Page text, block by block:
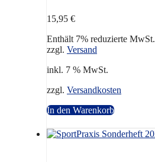
15,95 €
Enthält 7% reduzierte MwSt.
zzgl. Versand
inkl. 7 % MwSt.
zzgl. Versandkosten
In den Warenkorb